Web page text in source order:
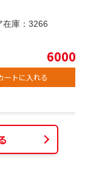
庫： 3266
6000
ートに入れる